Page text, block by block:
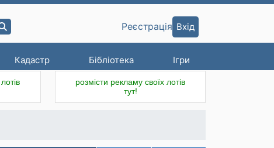
Кадастр Бібліотека Ігри
Реєстрація Вхід
розмісти рекламу своїх лотів
тут!